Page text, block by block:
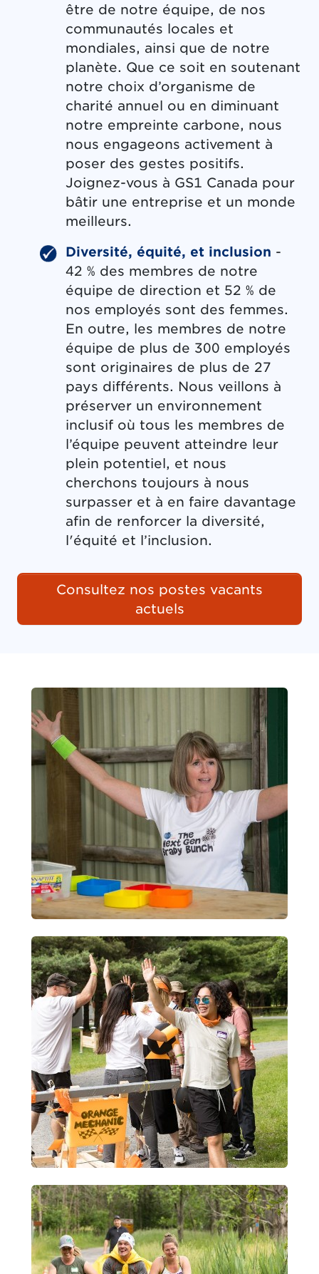
être de notre équipe, de nos
communautés locales et
mondiales, ainsi que de notre
planète. Que ce soit en soutenant
notre choix d’organisme de
charité annuel ou en diminuant
notre empreinte carbone, nous
nous engageons activement à
poser des gestes positifs.
Joignez-vous à GS1 Canada pour
bâtir une entreprise et un monde
meilleurs.
Diversité, équité, et inclusion -
42 % des membres de notre
équipe de direction et 52 % de
nos employés sont des femmes.
En outre, les membres de notre
équipe de plus de 300 employés
sont originaires de plus de 27
pays différents. Nous veillons à
préserver un environnement
inclusif où tous les membres de
l’équipe peuvent atteindre leur
plein potentiel, et nous
cherchons toujours à nous
surpasser et à en faire davantage
afin de renforcer la diversité,
l'équité et l’inclusion.
Consultez nos postes vacants
actuels